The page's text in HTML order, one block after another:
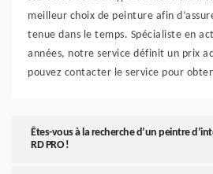
meilleur choix de peinture afin
tenue dans le temps. Spécialiste en
années, notre service définit un prix
pouvez contacter le service pour
Êtes-vous à la recherche d’un peintre
RD PRO !